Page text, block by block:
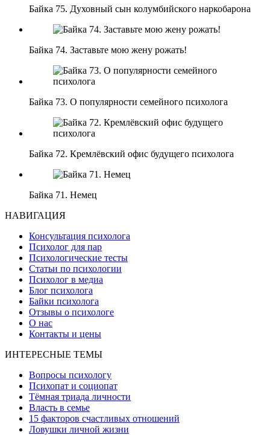
Байка 75. Духовный сын колумбийского наркобарона
Байка 74. Заставьте мою жену рожать!
Байка 73. О популярности семейного психолога
Байка 72. Кремлёвский офис будущего психолога
Байка 71. Немец
НАВИГАЦИЯ
Консультация психолога
Психолог для пар
Психологические тесты
Статьи по психологии
Психолог в медиа
Блог психолога
Байки психолога
Отзывы о психологе
О нас
Контакты и цены
ИНТЕРЕСНЫЕ ТЕМЫ
Вопросы психологу
Психопат и социопат
Тёмная триада личности
Власть в семье
15 факторов счастливых отношений
Ловушки личной жизни